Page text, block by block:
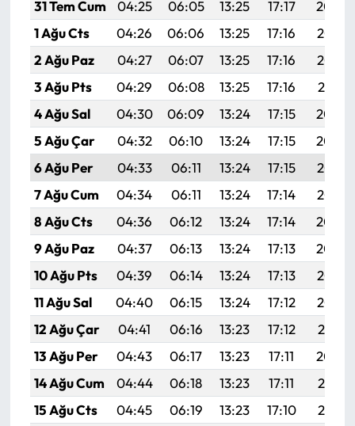
31 Tem Cum
04:25 06:05 13:25 17:17
20:34
1 Ağu Cts
04:26 06:06 13:25 17:16
20:33
2 Ağu Paz
04:27 06:07 13:25 17:16
20:32
3 Ağu Pts
04:29 06:08 13:25 17:16
20:31
4 Ağu Sal
04:30 06:09 13:24 17:15
20:30
5 Ağu Çar
04:32 06:10 13:24 17:15
20:29
6 Ağu Per
04:33 06:11 13:24 17:15
20:28
7 Ağu Cum
04:34 06:11 13:24 17:14
20:27
8 Ağu Cts
04:36 06:12 13:24 17:14
20:26
9 Ağu Paz
04:37 06:13 13:24 17:13
20:24
10 Ağu Pts
04:39 06:14 13:24 17:13
20:23
11 Ağu Sal
04:40 06:15 13:24 17:12
20:22
12 Ağu Çar
04:41 06:16 13:23 17:12
20:21
13 Ağu Per
04:43 06:17 13:23 17:11
20:20
14 Ağu Cum
04:44 06:18 13:23 17:11
20:18
15 Ağu Cts
04:45 06:19 13:23 17:10
20:17
Uğurludağ Haberleri
Yaşam
Yayla Haber
Yemek Tarifleri
Yerel Haberler